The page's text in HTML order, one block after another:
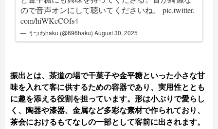
ので音声オンにして聴いてくださいね。pic.twitter.
com/hiWKcCOfs4
— うつわhaku (@696haku)August 30, 2025
振出とは、茶道の場で干菓子や金平糖といった小さな甘
味を入れて客に供するための容器であり、実用性ととも
に趣を添える役割を担っています。形は小ぶりで愛らし
く、陶器や漆器、金属など多彩な素材で作られており、
茶会におけるもてなしの一部として客前に出されます。